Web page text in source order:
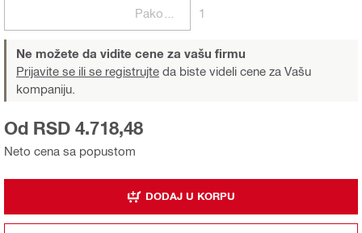
1
Ne možete da vidite cene za vašu firmu
Prijavite se ili se registrujte da biste videli cene za Vašu
kompaniju.
Neto cena sa popustom
Od RSD 4.718,48
DODAJ U KORPU